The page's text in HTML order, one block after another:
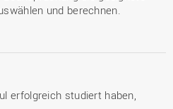
und berechnen.
erfolgreich studiert haben,